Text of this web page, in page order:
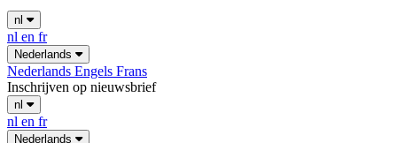
nl
nl en fr
Nederlands
Nederlands Engels Frans
Inschrijven op nieuwsbrief
nl
nl en fr
Nederlands